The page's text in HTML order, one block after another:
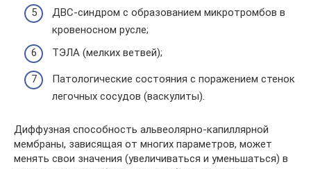
ДВС-синдром с образованием микротромбов в
кровеносном русле;
ТЭЛА (мелких ветвей);
Патологические состояния с поражением стенок
легочных сосудов (васкулиты).
Диффузная способность альвеолярно-капиллярной
мембраны, зависящая от многих параметров, может
менять свои значения (увеличиваться и уменьшаться) в